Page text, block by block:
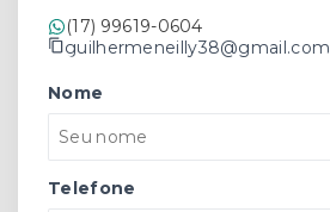
(17) 99619-0604
guilhermeneilly38@gmail.com
Nome
Telefone